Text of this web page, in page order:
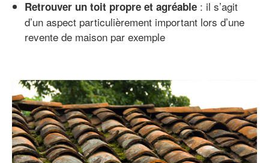
Retrouver un toit propre et agréable : il s’agit
d’un aspect particulièrement important lors d’une
revente de maison par exemple